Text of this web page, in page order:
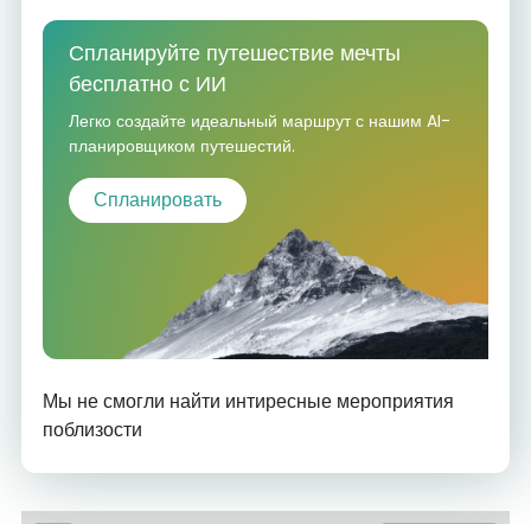
Спланируйте путешествие мечты
бесплатно с ИИ
Легко создайте идеальный маршрут с нашим AI-
планировщиком путешестий.
Спланировать
Мы не смогли найти интиресные мероприятия
поблизости